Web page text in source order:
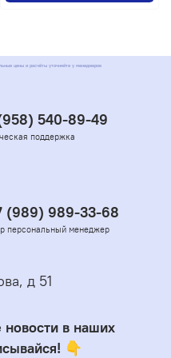
цены и расчёты уточняйте у менеджеров
540-89-49
поддержка
(989) 989-33-68
персональный менеджер
д 51
в наших
👇